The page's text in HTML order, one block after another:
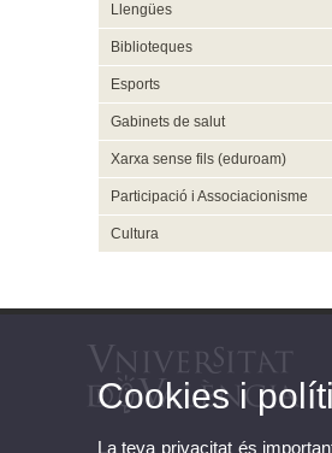
Llengües
Biblioteques
Esports
Gabinets de salut
Xarxa sense fils (eduroam)
Participació i Associacionisme
Cultura
Cookies i
La teva privacitat és